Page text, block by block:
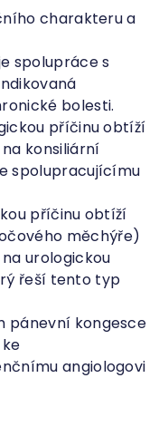
charakteru a
spolupráce s
bolesti.
příčinu obtíží
konsiliární
spolupracujícímu
příčinu obtíží
měchýře)
urologickou
řeší tento typ
pánevní kongesce
angiologovi